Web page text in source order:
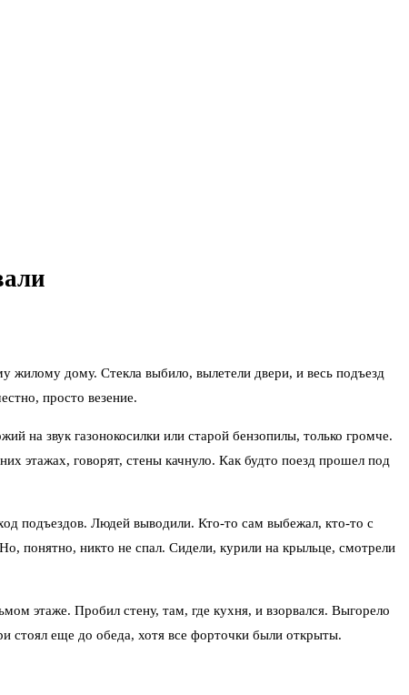
жилому дому. Стекла выбило, вылетели двери, и весь подъезд
просто везение.
на звук газонокосилки или старой бензопилы, только громче.
этажах, говорят, стены качнуло. Как будто поезд прошел под
подъездов. Людей выводили. Кто-то сам выбежал, кто-то с
понятно, никто не спал. Сидели, курили на крыльце, смотрели
этаже. Пробил стену, там, где кухня, и взорвался. Выгорело
стоял еще до обеда, хотя все форточки были открыты.